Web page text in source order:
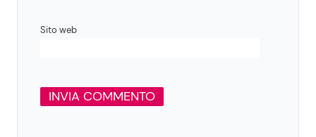
Sito web